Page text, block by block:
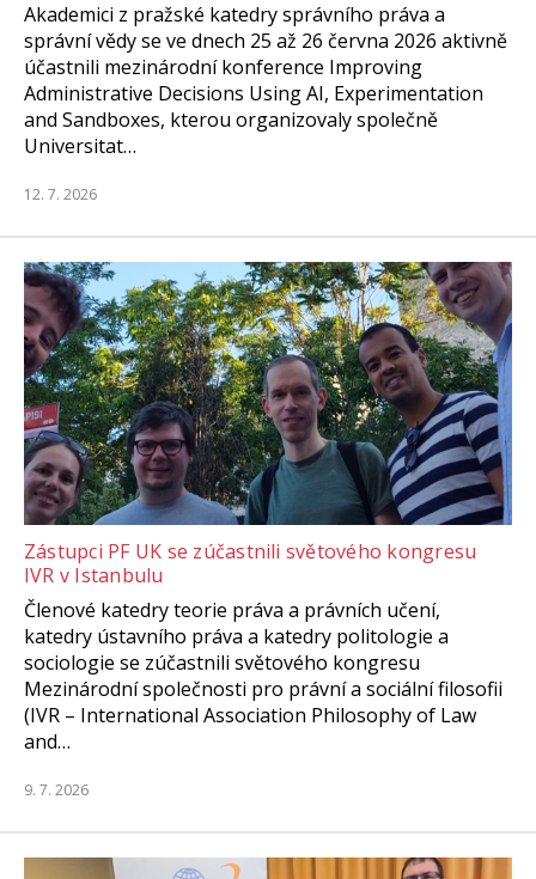
Akademici z pražské katedry správního práva a
správní vědy se ve dnech 25 až 26 června 2026 aktivně
účastnili mezinárodní konference Improving
Administrative Decisions Using AI, Experimentation
and Sandboxes, kterou organizovaly společně
Universitat…
12. 7. 2026
Zástupci PF UK se zúčastnili světového kongresu
IVR v Istanbulu
Členové katedry teorie práva a právních učení,
katedry ústavního práva a katedry politologie a
sociologie se zúčastnili světového kongresu
Mezinárodní společnosti pro právní a sociální filosofii
(IVR – International Association Philosophy of Law
and…
9. 7. 2026